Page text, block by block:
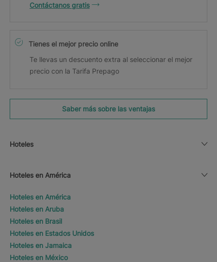
Contáctanos gratis
Tienes el mejor precio online
Te llevas un descuento extra al seleccionar el mejor
precio con la Tarifa Prepago
Saber más sobre las ventajas
Hoteles
Hoteles en América
Hoteles en América
Hoteles en Aruba
Hoteles en Brasil
Hoteles en Estados Unidos
Hoteles en Jamaica
Hoteles en México